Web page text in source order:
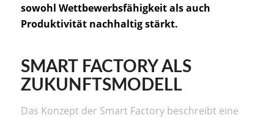
sowohl Wettbewerbsfähigkeit als auch
Produktivität nachhaltig stärkt.
SMART FACTORY ALS
ZUKUNFTSMODELL
Das Konzept der Smart Factory beschreibt eine